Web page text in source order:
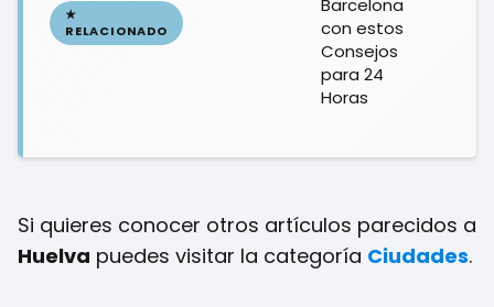
Barcelona
con estos
Consejos
para 24
Horas
Si quieres conocer otros artículos parecidos a
Huelva puedes visitar la categoría Ciudades.